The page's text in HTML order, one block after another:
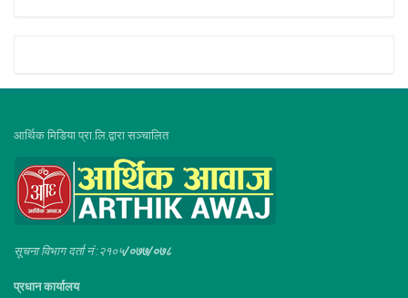
आर्थिक मिडिया प्रा.लि.द्वारा सञ्चालित
सूचना विभाग दर्ता नं :२१०५/०७७/०७८
प्रधान कार्यालय